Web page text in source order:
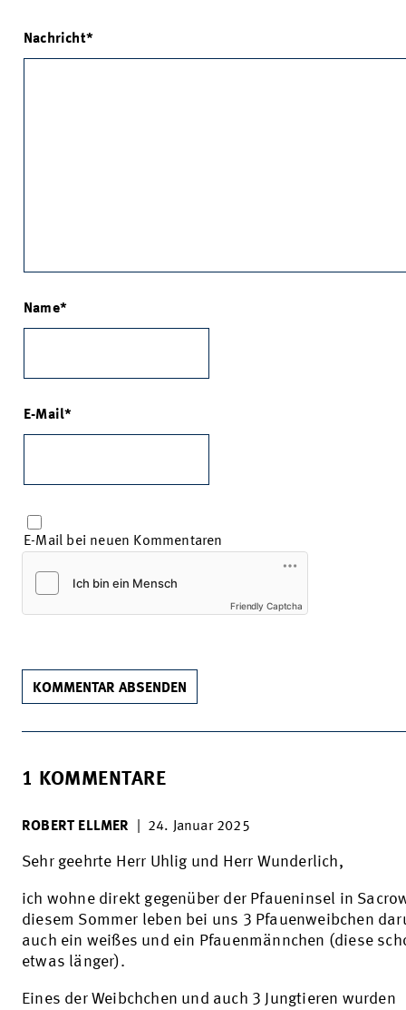
Nachricht
Name
E-Mail
E-Mail bei neuen Kommentaren
Friendly Captcha
KOMMENTAR ABSENDEN
1 KOMMENTARE
ROBERT ELLMER 24. Januar 2025
Sehr geehrte Herr Uhlig und Herr Wunderlich,
ich wohne direkt gegenüber der Pfaueninsel in
diesem Sommer leben bei uns 3 Pfauenweibchen
auch ein weißes und ein Pfauenmännchen (diese
etwas länger).
Eines der Weibchchen und auch 3 Jungtieren wurden